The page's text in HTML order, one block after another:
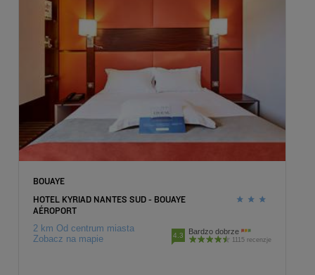
BOUAYE
HOTEL KYRIAD NANTES SUD - BOUAYE
AÉROPORT
2 km Od centrum miasta
Zobacz na mapie
4.3 Bardzo dobrze
1115 recenzje